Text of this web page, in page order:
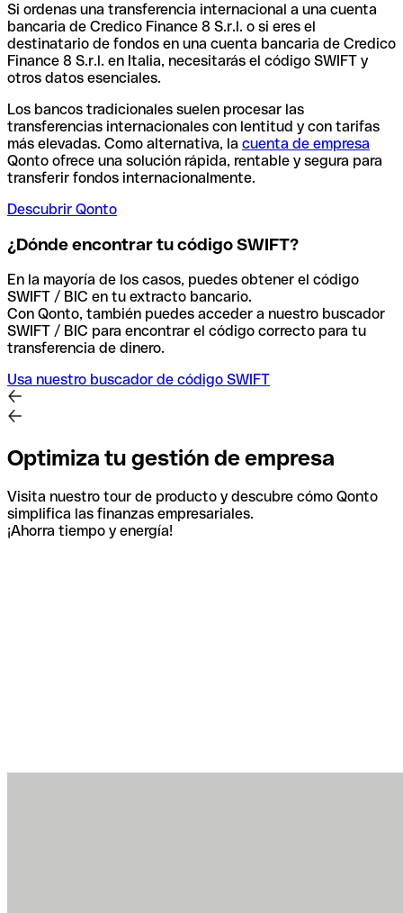
Si ordenas una transferencia internacional a una cuenta
bancaria de Credico Finance 8 S.r.l. o si eres el
destinatario de fondos en una cuenta bancaria de Credico
Finance 8 S.r.l. en Italia, necesitarás el código SWIFT y
otros datos esenciales.
Los bancos tradicionales suelen procesar las
transferencias internacionales con lentitud y con tarifas
más elevadas. Como alternativa, la cuenta de empresa
Qonto ofrece una solución rápida, rentable y segura para
transferir fondos internacionalmente.
Descubrir Qonto
¿Dónde encontrar tu código SWIFT?
En la mayoría de los casos, puedes obtener el código
SWIFT / BIC en tu extracto bancario.
Con Qonto, también puedes acceder a nuestro buscador
SWIFT / BIC para encontrar el código correcto para tu
transferencia de dinero.
Usa nuestro buscador de código SWIFT
Optimiza tu gestión de empresa
Visita nuestro tour de producto y descubre cómo Qonto
simplifica las finanzas empresariales.
¡Ahorra tiempo y energía!